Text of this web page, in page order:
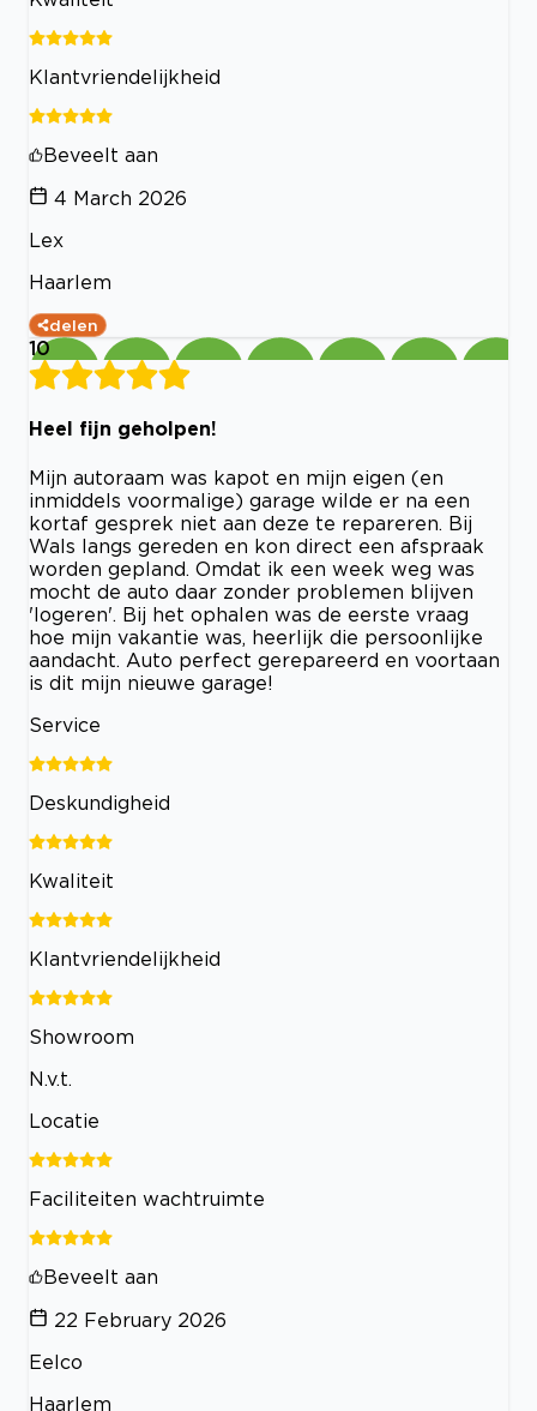
Klantvriendelijkheid
Beveelt aan
4 March 2026
Lex
Haarlem
delen
10
Heel fijn geholpen!
Mijn autoraam was kapot en mijn eigen (en
inmiddels voormalige) garage wilde er na een
kortaf gesprek niet aan deze te repareren. Bij
Wals langs gereden en kon direct een afspraak
worden gepland. Omdat ik een week weg was
mocht de auto daar zonder problemen blijven
'logeren'. Bij het ophalen was de eerste vraag
hoe mijn vakantie was, heerlijk die persoonlijke
aandacht. Auto perfect gerepareerd en voortaan
is dit mijn nieuwe garage!
Service
Deskundigheid
Kwaliteit
Klantvriendelijkheid
Showroom
N.v.t.
Locatie
Faciliteiten wachtruimte
Beveelt aan
22 February 2026
Eelco
Haarlem